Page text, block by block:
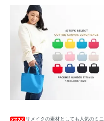
リメイクの素材としても人気のミニ